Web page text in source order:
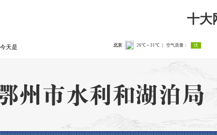
十大
今天是